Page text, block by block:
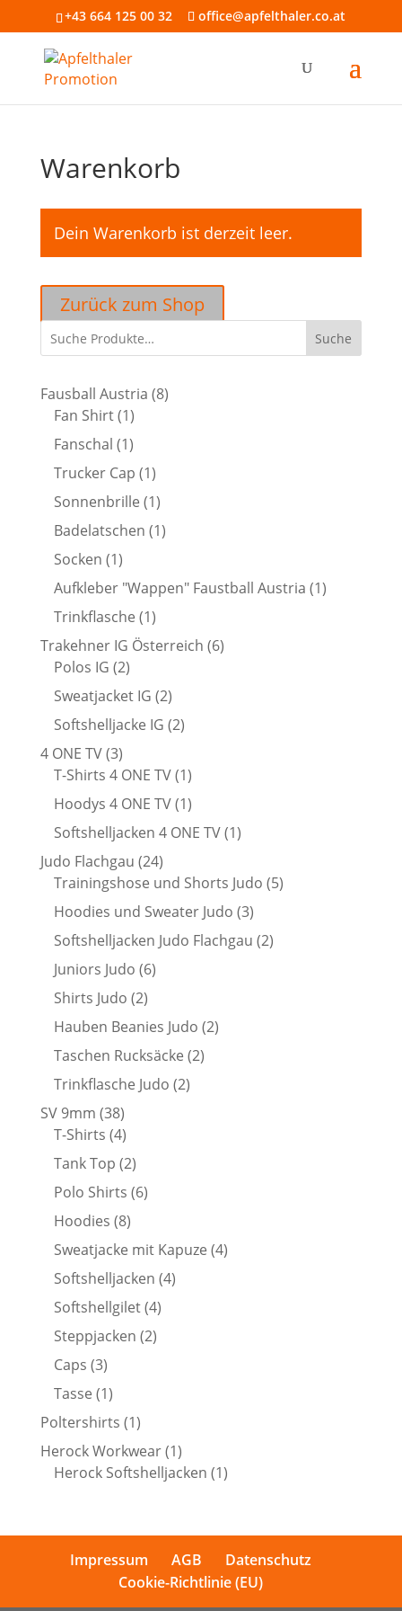
+43 664 125 00 32 office@apfelthaler.co.at
Warenkorb
Dein Warenkorb ist derzeit leer.
Zurück zum Shop
Suche
Fausball Austria 88
Fan Shirt 11
Produkt
Fanschal 11
Produkt
Trucker Cap 11
Produkt
Sonnenbrille 11
Produkt
Badelatschen 11
Socken 11
Produkt
Aufkleber "Wappen" Faustball Austria 11
Trinkflasche 11
Produkt
Trakehner IG Österreich 66
Polos IG 22
Produkte
Sweatjacket IG 22
Produkte
Softshelljacke IG 22
4 ONE TV 33
Produkte
T-Shirts 4 ONE TV 11
Produkt
Hoodys 4 ONE TV 11
Produkt
Softshelljacken 4 ONE TV 11
Judo Flachgau 2424
Produkte
Trainingshose und Shorts Judo 55
Hoodies und Sweater Judo 33
Produkte
Softshelljacken Judo Flachgau 22
Juniors Judo 66
Shirts Judo 22
Produkte
Hauben Beanies Judo 22
Taschen Rucksäcke 22
Trinkflasche Judo 22
SV 9mm 3838
Produkte
T-Shirts 44
Produkte
Tank Top 22
Produkte
Polo Shirts 66
Hoodies 88
Produkte
Sweatjacke mit Kapuze 44
Softshelljacken 44
Softshellgilet 44
Steppjacken 22
Caps 33
Produkte
Tasse 11
Produkt
Poltershirts 11
Produkt
Herock Workwear 11
Produkt
Herock Softshelljacken 11
Impressum AGB
Datenschutz
Cookie-Richtlinie (EU)